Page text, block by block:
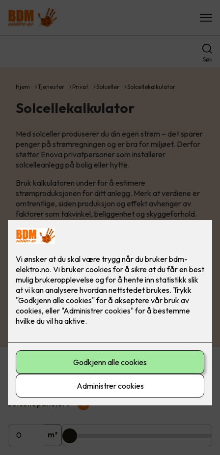
Søk
Hjem Tjenester Privat Solceller Solcellekalkulator
Solcellekalkulator
Med solceller produserer du din egen strøm – det sparer
penger på strømregningen og er bra for miljøet. Derfor
støtter Enova privatpersoner som installerer
solcelleanlegg på bolig eller hytte.
Bruk kalkulatoren under for å estimere
strømproduksjonen for ditt anlegg. Merk at verdiene er
omtrentlige, siden produksjon og effekt avhenger av
faktorer som takvinkel, beliggenhet og skyggeforhold.
Beregn pris på solceller
Hvor mange m2 av taket ønsker du å dekke med
solcellepaneler?
?
m²